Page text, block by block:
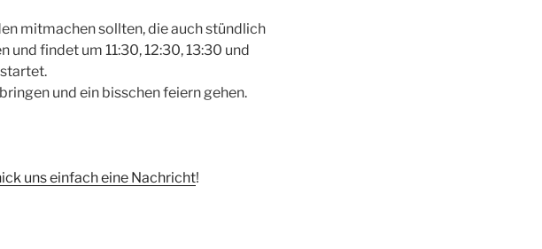
mitmachen sollten, die auch stündlich
findet um 11:30, 12:30, 13:30 und
und ein bisschen feiern gehen.
uns einfach eine Nachricht!